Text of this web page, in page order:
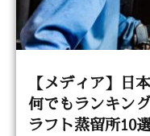
【メディア】日
何でもランキン
ラフト蒸留所10選